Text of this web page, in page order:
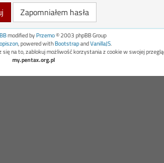
Zapomniałem hasła
modified byPrzemo© 2003 phpBB Group
opiszon, powered withBootstrapandVanillaJS.
na to, zablokuj możliwość korzystania z cookie w swojej
my.pentax.org.pl